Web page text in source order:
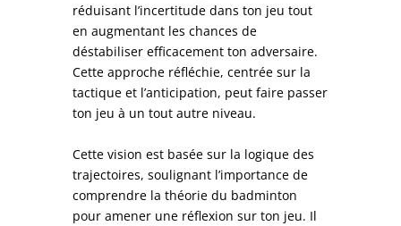
réduisant l’incertitude dans ton jeu tout
en augmentant les chances de
déstabiliser efficacement ton adversaire.
Cette approche réfléchie, centrée sur la
tactique et l’anticipation, peut faire passer
ton jeu à un tout autre niveau.
Cette vision est basée sur la logique des
trajectoires, soulignant l’importance de
comprendre la théorie du badminton
pour amener une réflexion sur ton jeu. Il